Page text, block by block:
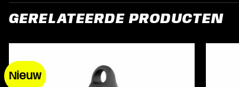
GERELATEERDE PRODUCTEN
Nieuw